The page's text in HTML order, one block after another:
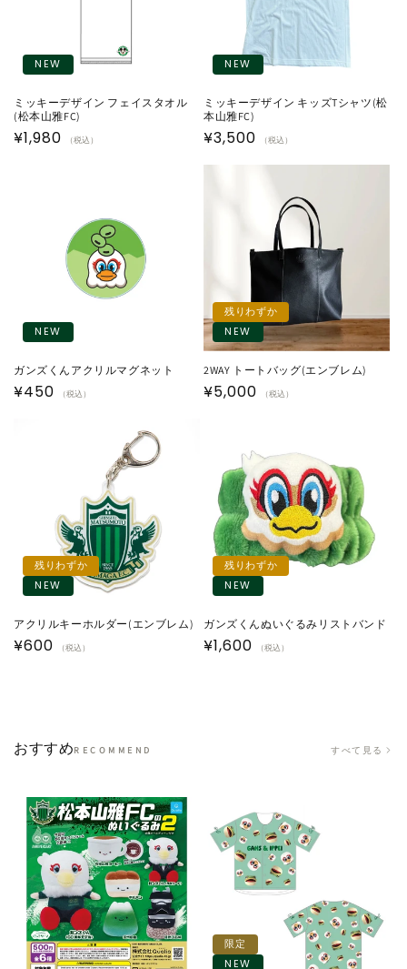
NEW
ミッキーデザイン フェイスタオル
(松本山雅FC)
通
¥1,980 （税込）
NEW
ミッキーデザイン キッズTシャツ(松
本山雅FC)
通
常
¥3,500 （税込）
NEW
ガンズくんアクリルマグネット
通
¥450 （税込）
残りわずか
NEW
2WAY トートバッグ(エンブレム)
通
¥5,000 （税込）
残りわずか
NEW
アクリルキーホルダー(エンブレム)
通
¥600 （税込）
残りわずか
NEW
ガンズくんぬいぐるみリストバンド
通
¥1,600 （税込）
おすすめRECOMMEND すべて見る
限定
NEW